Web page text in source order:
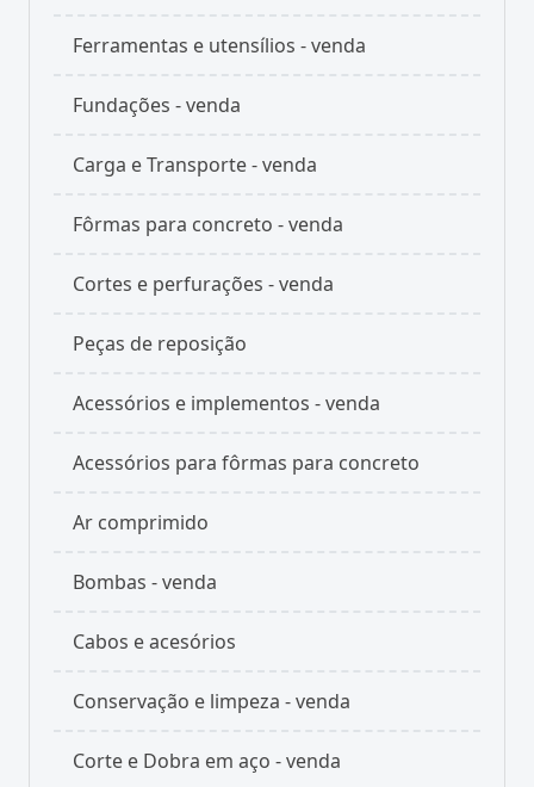
Ferramentas e utensílios - venda
Fundações - venda
Carga e Transporte - venda
Fôrmas para concreto - venda
Cortes e perfurações - venda
Peças de reposição
Acessórios e implementos - venda
Acessórios para fôrmas para concreto
Ar comprimido
Bombas - venda
Cabos e acesórios
Conservação e limpeza - venda
Corte e Dobra em aço - venda